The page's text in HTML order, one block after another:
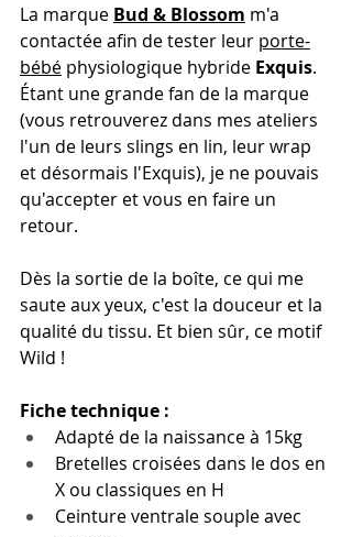
La marque Bud & Blossom m'a
contactée afin de tester leur porte-
bébé physiologique hybride Exquis.
Étant une grande fan de la marque
(vous retrouverez dans mes ateliers
l'un de leurs slings en lin, leur wrap
et désormais l'Exquis), je ne pouvais
qu'accepter et vous en faire un
retour.
Dès la sortie de la boîte, ce qui me
saute aux yeux, c'est la douceur et la
qualité du tissu. Et bien sûr, ce motif
Wild !
Fiche technique :
Adapté de la naissance à 15kg
Bretelles croisées dans le dos en
X ou classiques en H
Ceinture ventrale souple avec